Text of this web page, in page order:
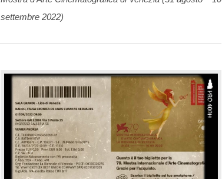
settembre 2022)